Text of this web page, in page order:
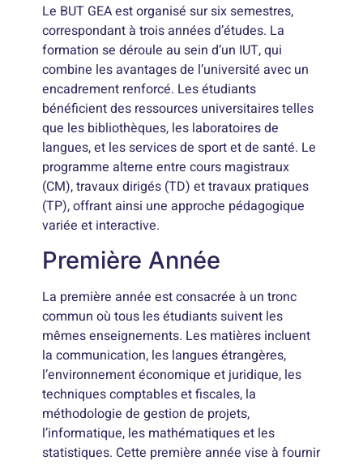
Le BUT GEA est organisé sur six semestres,
correspondant à trois années d’études. La
formation se déroule au sein d’un IUT, qui
combine les avantages de l’université avec un
encadrement renforcé. Les étudiants
bénéficient des ressources universitaires telles
que les bibliothèques, les laboratoires de
langues, et les services de sport et de santé. Le
programme alterne entre cours magistraux
(CM), travaux dirigés (TD) et travaux pratiques
(TP), offrant ainsi une approche pédagogique
variée et interactive.
Première Année
La première année est consacrée à un tronc
commun où tous les étudiants suivent les
mêmes enseignements. Les matières incluent
la communication, les langues étrangères,
l’environnement économique et juridique, les
techniques comptables et fiscales, la
méthodologie de gestion de projets,
l’informatique, les mathématiques et les
statistiques. Cette première année vise à fournir